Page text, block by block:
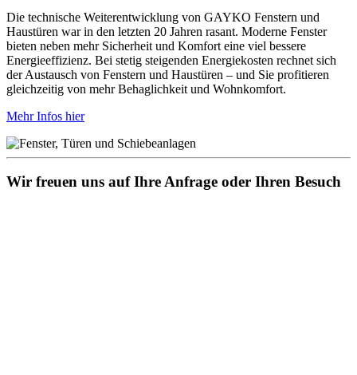
Die technische Weiterentwicklung von GAYKO Fenstern und
Haustüren war in den letzten 20 Jahren rasant. Moderne Fenster
bieten neben mehr Sicherheit und Komfort eine viel bessere
Energieeffizienz. Bei stetig steigenden Energiekosten rechnet sich
der Austausch von Fenstern und Haustüren – und Sie profitieren
gleichzeitig von mehr Behaglichkeit und Wohnkomfort.
Mehr Infos hier
Wir freuen uns auf Ihre Anfrage oder Ihren Besuch